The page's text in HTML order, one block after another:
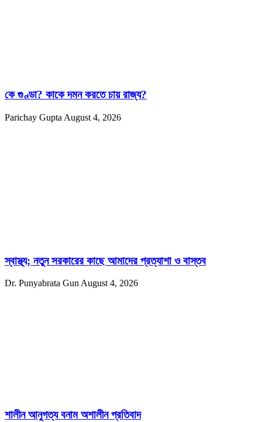
কে গুণ্ডা? কাকে দমন করতে চায় রাজ্য?
Parichay Gupta August 4, 2026
স্বাস্থ্য; নতুন সরকারের কাছে আমাদের প্রত্যাশা ও বাস্তব
Dr. Punyabrata GunAugust 4, 2026
শালীন আনুগত্য বনাম অশালীন প্রতিবাদ